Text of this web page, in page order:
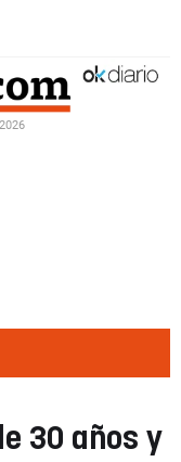
30 años y